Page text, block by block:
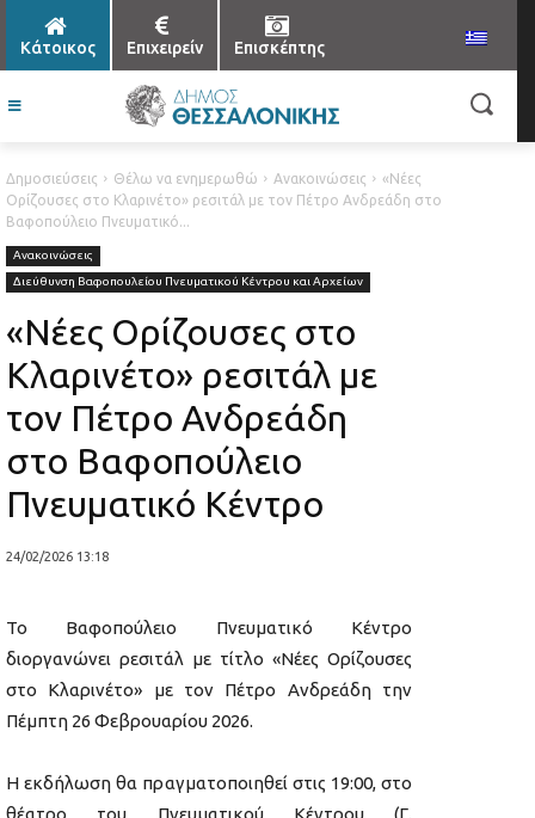
Κάτοικος Επιχειρείν Επισκέπτης
Δημοσιεύσεις Θέλω να ενημερωθώ Ανακοινώσεις
«Νέες
Ορίζουσες στο Κλαρινέτο» ρεσιτάλ με τον Πέτρο Ανδρεάδη στο
Βαφοπούλειο Πνευματικό...
Ανακοινώσεις
Διεύθυνση Βαφοπουλείου Πνευματικού Κέντρου και Αρχείων
«Νέες Ορίζουσες στο
Κλαρινέτο» ρεσιτάλ με
τον Πέτρο Ανδρεάδη
στο Βαφοπούλειο
Πνευματικό Κέντρο
24/02/2026 13:18
Το Βαφοπούλειο Πνευματικό Κέντρο
διοργανώνει ρεσιτάλ με τίτλο «Νέες Ορίζουσες
στο Κλαρινέτο» με τον Πέτρο Ανδρεάδη την
Πέμπτη 26 Φεβρουαρίου 2026.
Η εκδήλωση θα πραγματοποιηθεί στις 19:00, στο
θέατρο του Πνευματικού Κέντρου (Γ.